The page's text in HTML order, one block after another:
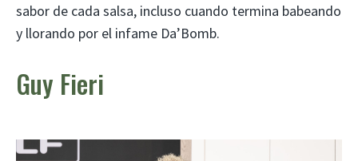
sabor de cada salsa, incluso cuando termina babeando
y llorando por el infame Da’Bomb.
Guy Fieri